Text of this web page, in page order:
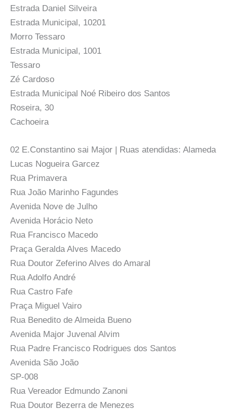
Estrada Daniel Silveira
Estrada Municipal, 10201
Morro Tessaro
Estrada Municipal, 1001
Tessaro
Zé Cardoso
Estrada Municipal Noé Ribeiro dos Santos
Roseira, 30
Cachoeira
02 E.Constantino sai Major | Ruas atendidas: Alameda
Lucas Nogueira Garcez
Rua Primavera
Rua João Marinho Fagundes
Avenida Nove de Julho
Avenida Horácio Neto
Rua Francisco Macedo
Praça Geralda Alves Macedo
Rua Doutor Zeferino Alves do Amaral
Rua Adolfo André
Rua Castro Fafe
Praça Miguel Vairo
Rua Benedito de Almeida Bueno
Avenida Major Juvenal Alvim
Rua Padre Francisco Rodrigues dos Santos
Avenida São João
SP-008
Rua Vereador Edmundo Zanoni
Rua Doutor Bezerra de Menezes